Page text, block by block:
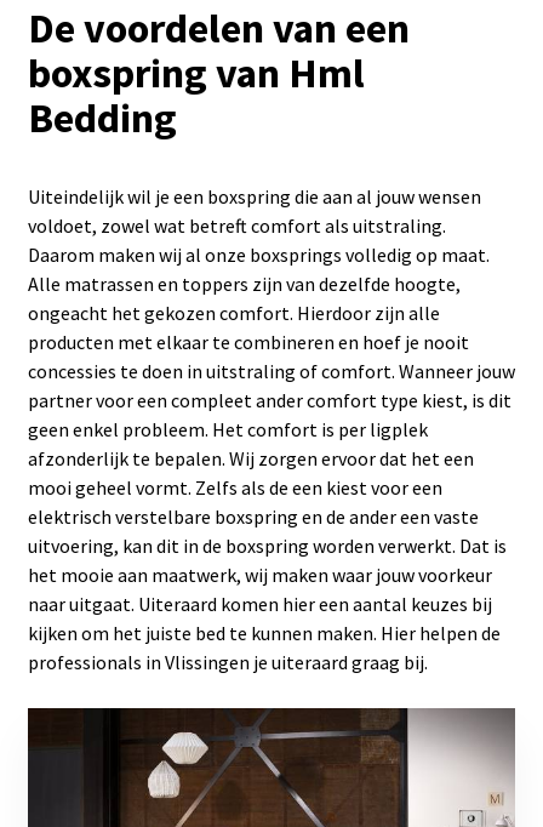
De voordelen van een
boxspring van Hml
Bedding
Uiteindelijk wil je een boxspring die aan al jouw wensen
voldoet, zowel wat betreft comfort als uitstraling.
Daarom maken wij al onze boxsprings volledig op maat.
Alle matrassen en toppers zijn van dezelfde hoogte,
ongeacht het gekozen comfort. Hierdoor zijn alle
producten met elkaar te combineren en hoef je nooit
concessies te doen in uitstraling of comfort. Wanneer jouw
partner voor een compleet ander comfort type kiest, is dit
geen enkel probleem. Het comfort is per ligplek
afzonderlijk te bepalen. Wij zorgen ervoor dat het een
mooi geheel vormt. Zelfs als de een kiest voor een
elektrisch verstelbare boxspring en de ander een vaste
uitvoering, kan dit in de boxspring worden verwerkt. Dat is
het mooie aan maatwerk, wij maken waar jouw voorkeur
naar uitgaat. Uiteraard komen hier een aantal keuzes bij
kijken om het juiste bed te kunnen maken. Hier helpen de
professionals in Vlissingen je uiteraard graag bij.